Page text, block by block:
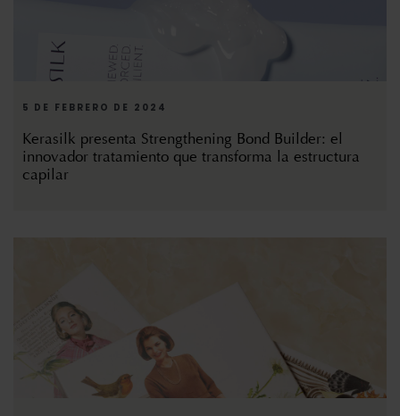
5 DE FEBRERO DE 2024
Kerasilk presenta Strengthening Bond Builder: el
innovador tratamiento que transforma la estructura
capilar